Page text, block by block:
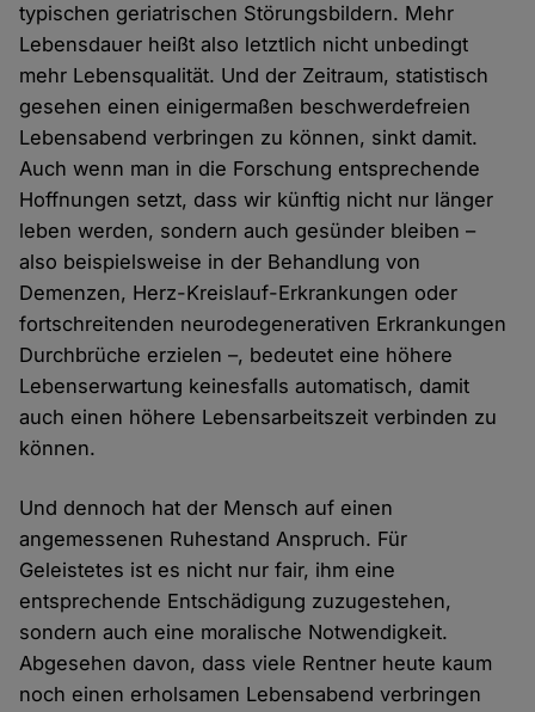
typischen geriatrischen Störungsbildern. Mehr
Lebensdauer heißt also letztlich nicht unbedingt
mehr Lebensqualität. Und der Zeitraum, statistisch
gesehen einen einigermaßen beschwerdefreien
Lebensabend verbringen zu können, sinkt damit.
Auch wenn man in die Forschung entsprechende
Hoffnungen setzt, dass wir künftig nicht nur länger
leben werden, sondern auch gesünder bleiben –
also beispielsweise in der Behandlung von
Demenzen, Herz-Kreislauf-Erkrankungen oder
fortschreitenden neurodegenerativen Erkrankungen
Durchbrüche erzielen –, bedeutet eine höhere
Lebenserwartung keinesfalls automatisch, damit
auch einen höhere Lebensarbeitszeit verbinden zu
können.
Und dennoch hat der Mensch auf einen
angemessenen Ruhestand Anspruch. Für
Geleistetes ist es nicht nur fair, ihm eine
entsprechende Entschädigung zuzugestehen,
sondern auch eine moralische Notwendigkeit.
Abgesehen davon, dass viele Rentner heute kaum
noch einen erholsamen Lebensabend verbringen